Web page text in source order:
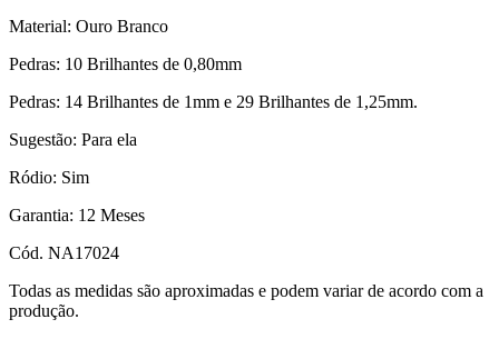
Material: Ouro Branco
Pedras: 10 Brilhantes de 0,80mm
Pedras: 14 Brilhantes de 1mm e 29 Brilhantes de 1,25mm.
Sugestão: Para ela
Ródio: Sim
Garantia: 12 Meses
Cód. NA17024
Todas as medidas são aproximadas e podem variar de acordo com a
produção.